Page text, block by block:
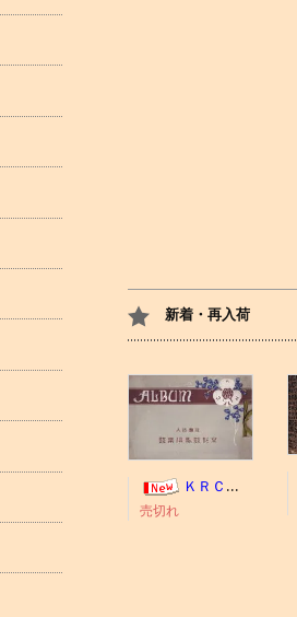
新着・再入荷
ＫＲＣ ＡＬＢＵＭ（京都競馬場写真帖）
売切れ